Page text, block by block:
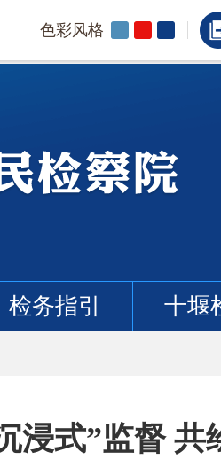
色彩风格
检务指引 十堰
浸式”监督 共